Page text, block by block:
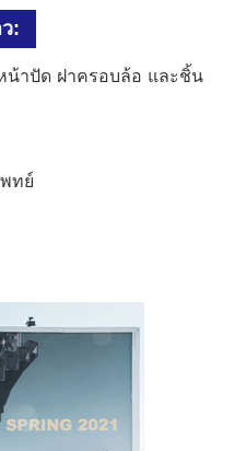
:
าปัด ฝาครอบล้อ และชิ้น
ทย์